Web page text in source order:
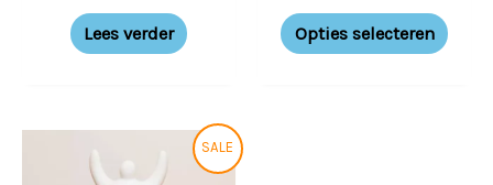
Lees verder Opties selecteren
SALE
Oorspronkelijke
was:
Huidige
prijs